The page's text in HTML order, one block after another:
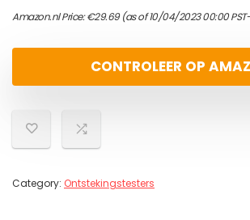
Amazon.nl Price:€29.69(as of 10/04/2023 00:00
CONTROLEER OP
Category: Ontstekingstesters